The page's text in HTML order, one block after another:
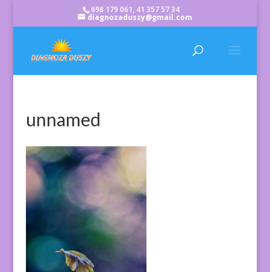
698 179 061, 41 357 57 34
diagnozaduszy@gmail.com
unnamed